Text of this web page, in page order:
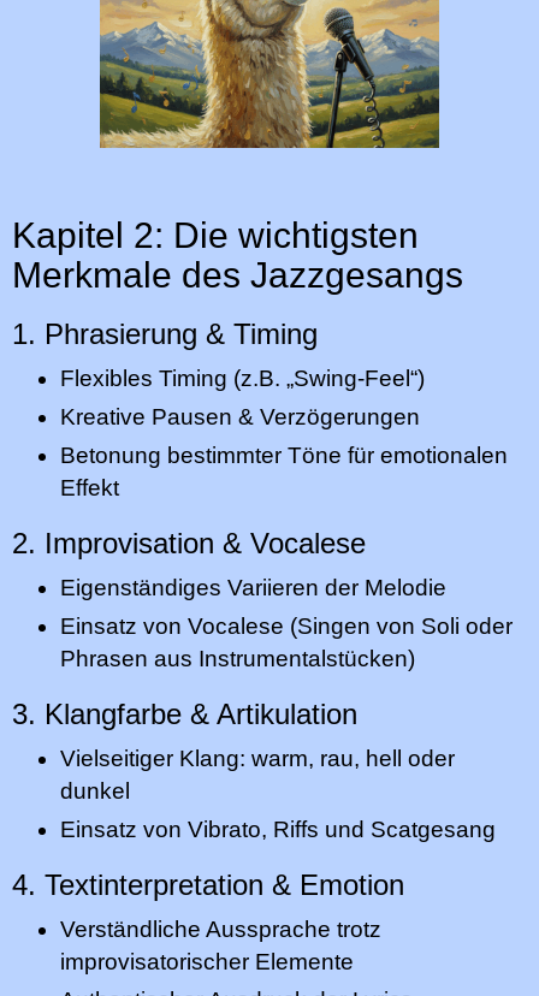
Kapitel 2: Die wichtigsten
Merkmale des Jazzgesangs
1. Phrasierung & Timing
Flexibles Timing (z.B. „Swing-Feel“)
Kreative Pausen & Verzögerungen
Betonung bestimmter Töne für emotionalen
Effekt
2. Improvisation & Vocalese
Eigenständiges Variieren der Melodie
Einsatz von Vocalese (Singen von Soli oder
Phrasen aus Instrumentalstücken)
3. Klangfarbe & Artikulation
Vielseitiger Klang: warm, rau, hell oder
dunkel
Einsatz von Vibrato, Riffs und Scatgesang
4. Textinterpretation & Emotion
Verständliche Aussprache trotz
improvisatorischer Elemente